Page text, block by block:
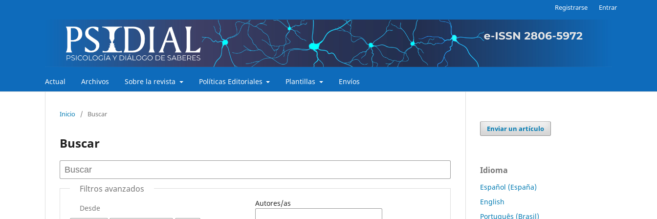
Actual Archivos Sobre la revista Políticas Editoriales Plantillas Envíos
Registrarse Entrar
Inicio / Buscar
Buscar
Filtros avanzados
Desde
Autores/as
Enviar un artículo
Idioma
Español (España)
English
Português (Brasil)